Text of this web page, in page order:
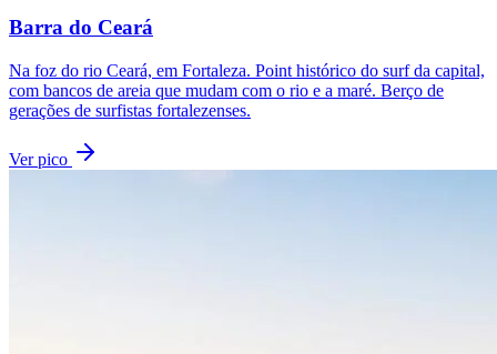
Barra do Ceará
Na foz do rio Ceará, em Fortaleza. Point histórico do surf da capital,
com bancos de areia que mudam com o rio e a maré. Berço de
gerações de surfistas fortalezenses.
Ver pico